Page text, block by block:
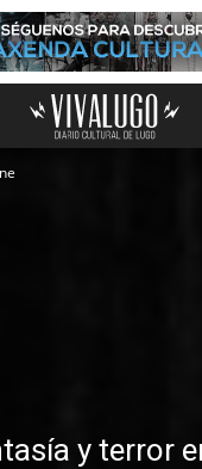
y terror